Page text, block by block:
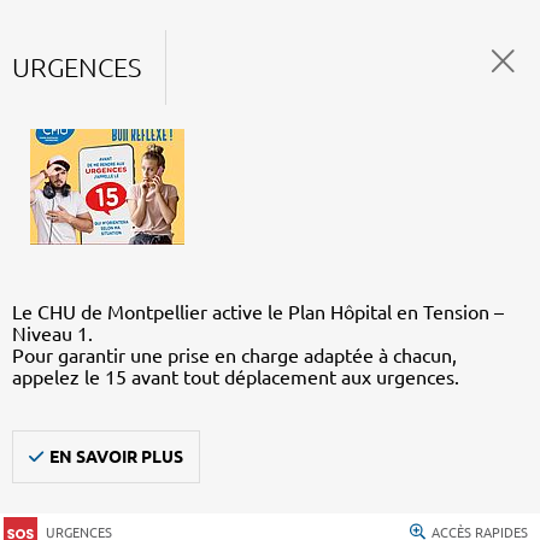
URGENCES
Le CHU de Montpellier active le Plan Hôpital en Tension –
Niveau 1.
Pour garantir une prise en charge adaptée à chacun,
appelez le 15 avant tout déplacement aux urgences.
EN SAVOIR PLUS
URGENCES ACCÈS RAPIDES